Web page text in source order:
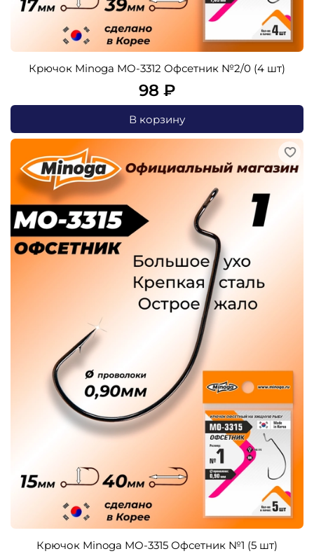
Крючок Minoga MO-3312 Офсетник №2/0 (4 шт)
98 ₽
В корзину
Крючок Minoga MO-3315 Офсетник №1 (5 шт)